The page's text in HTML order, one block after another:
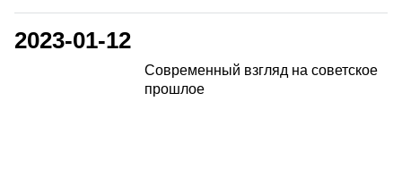
2023-01-12
Современный взгляд на советское
прошлое